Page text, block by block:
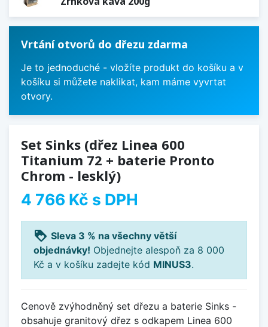
Vrtání otvorů do dřezu zdarma
Je to jednoduché - vložíte produkt do košíku a v
košíku si můžete naklikat, kam máme vyvrtat
otvory.
Set Sinks (dřez Linea 600
Titanium 72 + baterie Pronto
Chrom - lesklý)
4 766 Kč s DPH
loyalty Sleva 3 % na všechny větší
objednávky! Objednejte alespoň za 8 000
Kč a v košíku zadejte kód MINUS3.
Cenově zvýhodněný set dřezu a baterie Sinks -
obsahuje granitový dřez s odkapem Linea 600